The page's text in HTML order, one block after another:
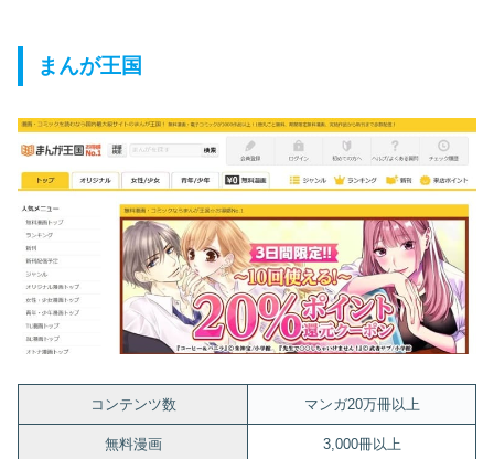
まんが王国
コンテンツ数 マンガ20万冊以上
無料漫画 3,000冊以上